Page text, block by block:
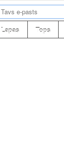
Lapas Tops